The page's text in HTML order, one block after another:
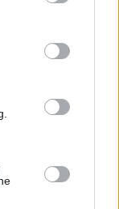
party tags to
below Google
31χλμ